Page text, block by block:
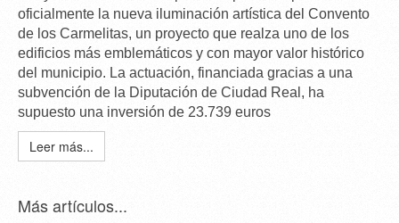
oficialmente la nueva iluminación artística del Convento
de los Carmelitas, un proyecto que realza uno de los
edificios más emblemáticos y con mayor valor histórico
del municipio. La actuación, financiada gracias a una
subvención de la Diputación de Ciudad Real, ha
supuesto una inversión de 23.739 euros
Leer más...
Más artículos...